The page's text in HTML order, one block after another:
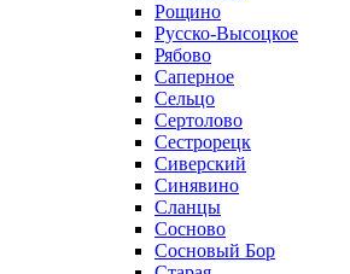
Рощино
Русско-Высоцкое
Рябово
Саперное
Сельцо
Сертолово
Сестрорецк
Сиверский
Синявино
Сланцы
Сосново
Сосновый Бор